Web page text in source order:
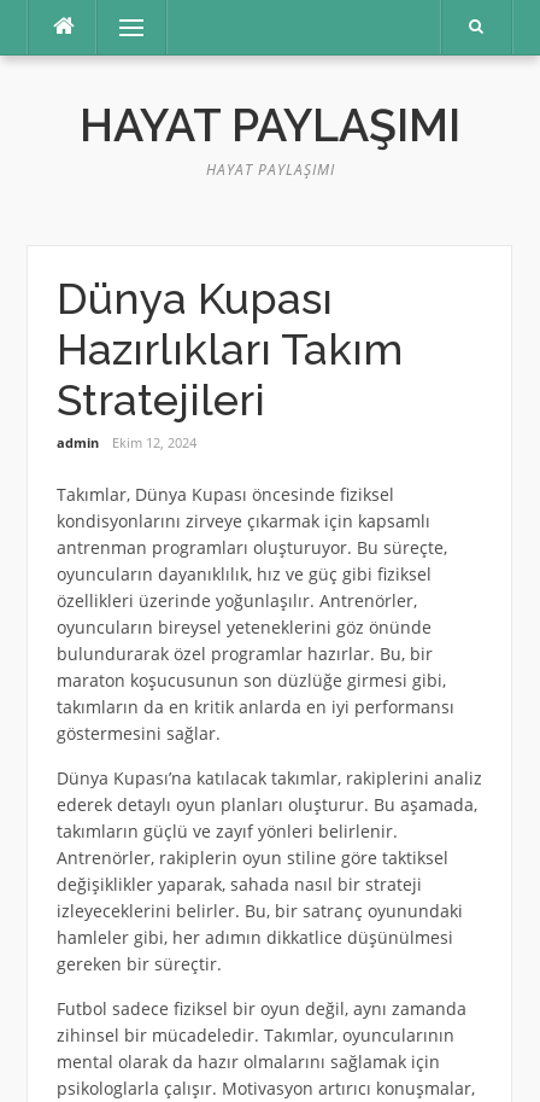
Menü
HAYAT PAYLAŞIMI
HAYAT PAYLAŞIMI
Dünya Kupası
Hazırlıkları Takım
Stratejileri
admin Ekim 12, 2024
Takımlar, Dünya Kupası öncesinde fiziksel
kondisyonlarını zirveye çıkarmak için kapsamlı
antrenman programları oluşturuyor. Bu süreçte,
oyuncuların dayanıklılık, hız ve güç gibi fiziksel
özellikleri üzerinde yoğunlaşılır. Antrenörler,
oyuncuların bireysel yeteneklerini göz önünde
bulundurarak özel programlar hazırlar. Bu, bir
maraton koşucusunun son düzlüğe girmesi gibi,
takımların da en kritik anlarda en iyi performansı
göstermesini sağlar.
Dünya Kupası’na katılacak takımlar, rakiplerini analiz
ederek detaylı oyun planları oluşturur. Bu aşamada,
takımların güçlü ve zayıf yönleri belirlenir.
Antrenörler, rakiplerin oyun stiline göre taktiksel
değişiklikler yaparak, sahada nasıl bir strateji
izleyeceklerini belirler. Bu, bir satranç oyunundaki
hamleler gibi, her adımın dikkatlice düşünülmesi
gereken bir süreçtir.
Futbol sadece fiziksel bir oyun değil, aynı zamanda
zihinsel bir mücadeledir. Takımlar, oyuncularının
mental olarak da hazır olmalarını sağlamak için
psikologlarla çalışır. Motivasyon artırıcı konuşmalar,